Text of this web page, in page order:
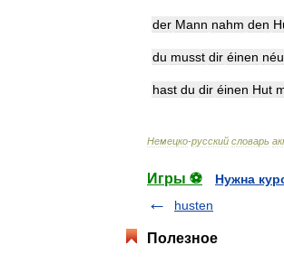
der Mann nahm den
du musst dir éinen
hast du dir éinen Hut
Немецко-русский словарь
Игры ⚽
Нужна
husten
Полезное